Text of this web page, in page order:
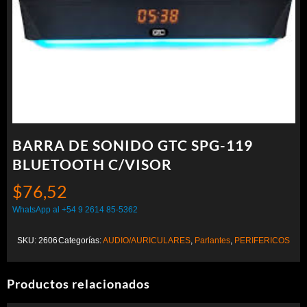
BARRA DE SONIDO GTC SPG-119
BLUETOOTH C/VISOR
$76,52
WhatsApp al +54 9 2614 85-5362
SKU: 2606Categorías:AUDIO/AURICULARES, Parlantes, PERIFERICOS
Productos relacionados